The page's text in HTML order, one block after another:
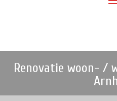
Renovatie woon- /